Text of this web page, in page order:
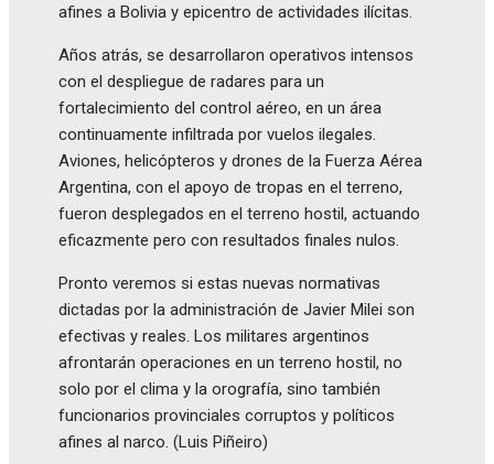
afines a Bolivia y epicentro de actividades ilícitas.
Años atrás, se desarrollaron operativos intensos
con el despliegue de radares para un
fortalecimiento del control aéreo, en un área
continuamente infiltrada por vuelos ilegales.
Aviones, helicópteros y drones de la Fuerza Aérea
Argentina, con el apoyo de tropas en el terreno,
fueron desplegados en el terreno hostil, actuando
eficazmente pero con resultados finales nulos.
Pronto veremos si estas nuevas normativas
dictadas por la administración de Javier Milei son
efectivas y reales. Los militares argentinos
afrontarán operaciones en un terreno hostil, no
solo por el clima y la orografía, sino también
funcionarios provinciales corruptos y políticos
afines al narco. (Luis Piñeiro)